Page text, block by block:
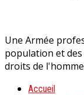
Une Armée
population et
droits de l'homme
Accueil